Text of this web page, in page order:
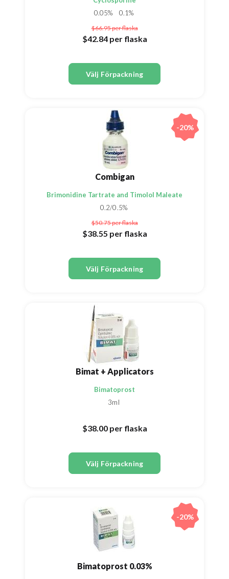
0.05%
0.1%
$66.95per flaska
$42.84 per flaska
Välj Förpackning
Combigan
Brimonidine Tartrate and Timolol Maleate
0.2/0.5%
$50.75per flaska
$38.55 per flaska
Välj Förpackning
-20%
Bimat + Applicators
Bimatoprost
3ml
$38.00 per flaska
Välj Förpackning
Bimatoprost 0.03%
-20%